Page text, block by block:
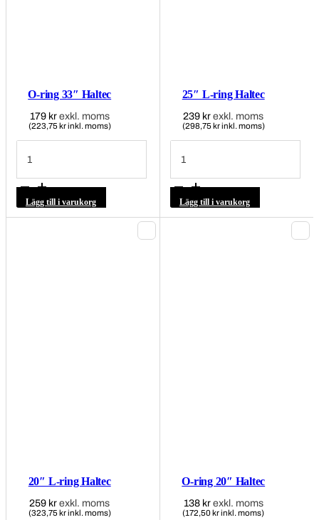
O-ring 33″ Haltec
179 kr exkl. moms
(223,75 kr inkl. moms)
O-
ring
33"
mängd
Lägg till i varukorg
25″ L-ring Haltec
239 kr exkl. moms
(298,75 kr inkl. moms)
25″
ring
mängd
Lägg till i varukorg
20″ L-ring Haltec
259 kr exkl. moms
(323,75 kr inkl. moms)
O-ring 20″ Haltec
138 kr exkl. moms
(172,50 kr inkl. moms)